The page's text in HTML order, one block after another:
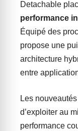
Detachable
performance
Équipé des
propose une
architecture
entre
Les
d’exploiter au
performance